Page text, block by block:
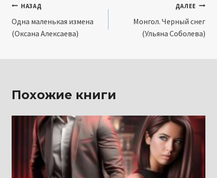
Навигация
по
НАЗАД
Одна маленькая измена
(Оксана Алексаева)
ДАЛЕЕ
Монгол. Черный снег
(Ульяна Соболева)
Похожие книги